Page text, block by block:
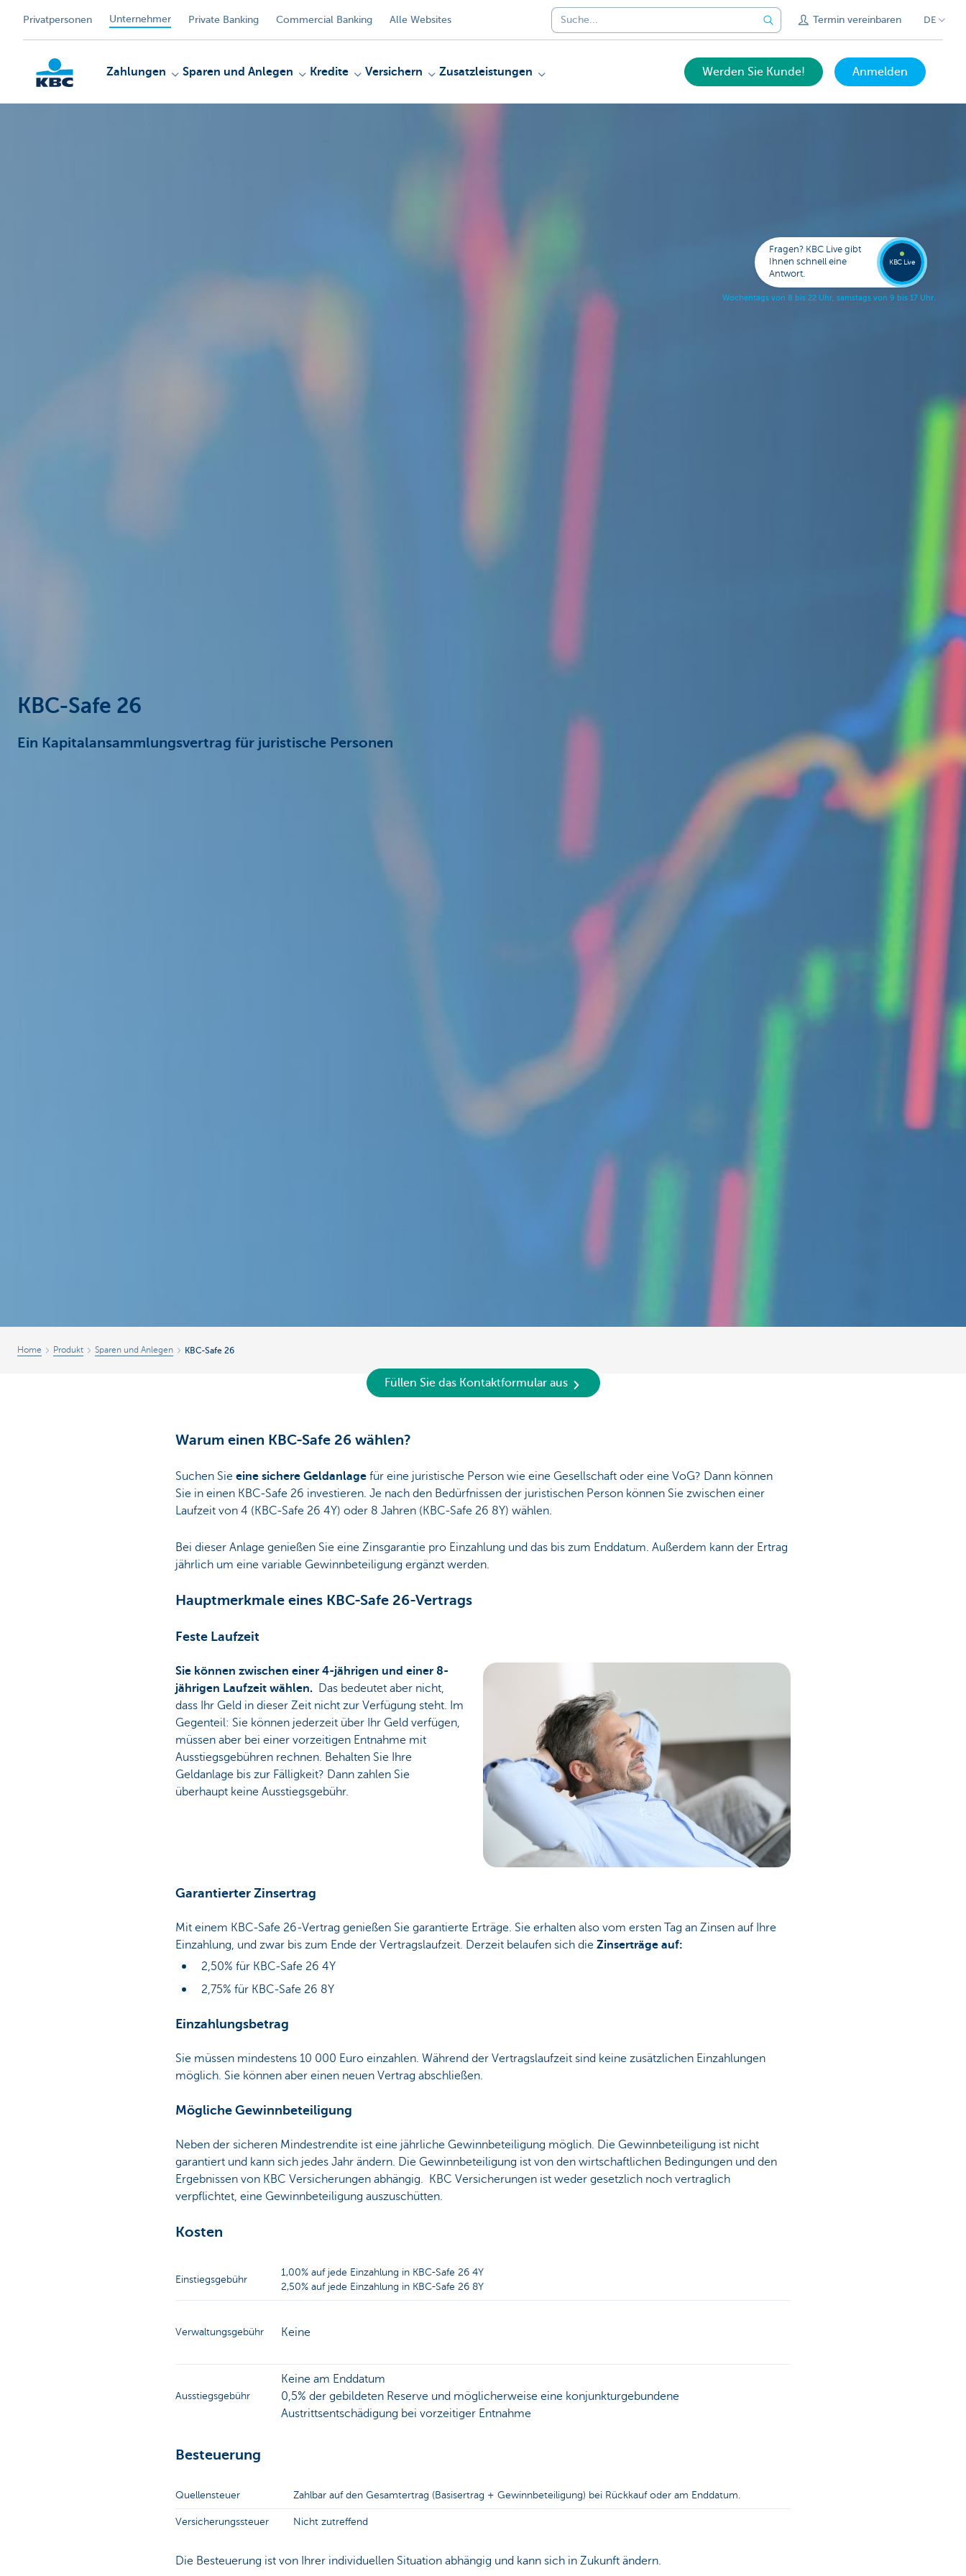
Privatpersonen Unternehmer Private Banking Commercial Banking Alle Websites Termin vereinbaren DE
Zahlungen Sparen und Anlegen Kredite Versichern Zusatzleistungen Werden Sie Kunde! Anmelden
KBC-Safe 26
Ein Kapitalansammlungsvertrag für juristische Personen
Home Produkt Sparen und Anlegen KBC-Safe 26
Füllen Sie das Kontaktformular aus
Warum einen KBC-Safe 26 wählen?
Suchen Sie eine sichere Geldanlage für eine juristische Person wie eine Gesellschaft oder eine VoG? Dann können
Sie in einen KBC-Safe 26 investieren. Je nach den Bedürfnissen der juristischen Person können Sie zwischen einer
Laufzeit von 4 (KBC-Safe 26 4Y) oder 8 Jahren (KBC-Safe 26 8Y) wählen.
Bei dieser Anlage genießen Sie eine Zinsgarantie pro Einzahlung und das bis zum Enddatum. Außerdem kann der Ertrag
jährlich um eine variable Gewinnbeteiligung ergänzt werden.
Hauptmerkmale eines KBC-Safe 26-Vertrags
Feste Laufzeit
Sie können zwischen einer 4-jährigen und einer 8-
jährigen Laufzeit wählen.
Das bedeutet aber nicht,
dass Ihr Geld in dieser Zeit nicht zur Verfügung steht. Im
Gegenteil: Sie können jederzeit über Ihr Geld verfügen,
müssen aber bei einer vorzeitigen Entnahme mit
Ausstiegsgebühren rechnen. Behalten Sie Ihre
Geldanlage bis zur Fälligkeit? Dann zahlen Sie
überhaupt keine Ausstiegsgebühr.
Garantierter Zinsertrag
Mit einem KBC-Safe 26-Vertrag genießen Sie garantierte Erträge. Sie erhalten also vom ersten Tag an Zinsen auf Ihre
Einzahlung, und zwar bis zum Ende der Vertragslaufzeit. Derzeit belaufen sich die Zinserträge auf:
2,50% für KBC-Safe 26 4Y
2,75% für KBC-Safe 26 8Y
Einzahlungsbetrag
Sie müssen mindestens 10 000 Euro einzahlen. Während der Vertragslaufzeit sind keine zusätzlichen Einzahlungen
möglich. Sie können aber einen neuen Vertrag abschließen.
Mögliche Gewinnbeteiligung
Neben der sicheren Mindestrendite ist eine jährliche Gewinnbeteiligung möglich. Die Gewinnbeteiligung ist nicht
garantiert und kann sich jedes Jahr ändern. Die Gewinnbeteiligung ist von den wirtschaftlichen Bedingungen und den
Ergebnissen von KBC Versicherungen abhängig. KBC Versicherungen ist weder gesetzlich noch vertraglich
verpflichtet, eine Gewinnbeteiligung auszuschütten.
Kosten
Einstiegsgebühr
1,00% auf jede Einzahlung in KBC-Safe 26 4Y
2,50% auf jede Einzahlung in KBC-Safe 26 8Y
Verwaltungsgebühr Keine
Ausstiegsgebühr
Keine am Enddatum
0,5% der gebildeten Reserve und möglicherweise eine konjunkturgebundene
Austrittsentschädigung bei vorzeitiger Entnahme
Besteuerung
Quellensteuer Zahlbar auf den Gesamtertrag (Basisertrag + Gewinnbeteiligung) bei Rückkauf oder am Enddatum.
Versicherungssteuer Nicht zutreffend
Die Besteuerung ist von Ihrer individuellen Situation abhängig und kann sich in Zukunft ändern.
Fragen? KBC Live gibt
Ihnen schnell eine
Antwort.
Wochentags von 8 bis 22 Uhr, samstags von 9 bis 17 Uhr.
KBC Live